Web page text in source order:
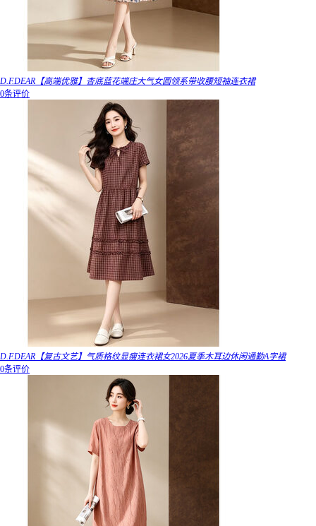
D.F.DEAR【高端优雅】杏底蓝花端庄大气女圆领系带收腰短袖连衣裙
0条评价
D.F.DEAR【复古文艺】气质格纹显瘦连衣裙女2026夏季木耳边休闲通勤A字裙
0条评价